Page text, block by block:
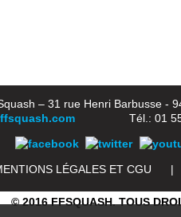
– 31 rue Henri Barbusse -
Tél.: 01 55 12
LÉGALES ET CGU |
© 2016 FFSQUASH. TOUS